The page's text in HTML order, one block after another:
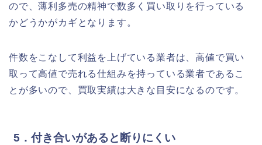
ので、薄利多売の精神で数多く買い取りを行っている
かどうかがカギとなります。
件数をこなして利益を上げている業者は、高値で買い
取って高値で売れる仕組みを持っている業者であるこ
とが多いので、買取実績は大きな目安になるのです。
5．付き合いがあると断りにくい